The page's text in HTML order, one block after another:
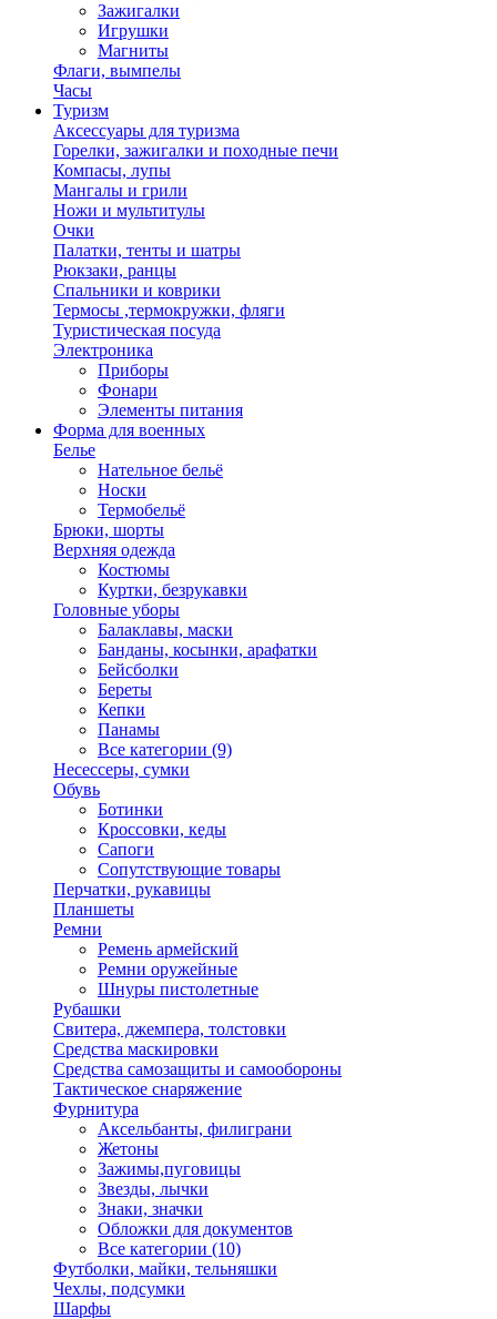
Зажигалки
Игрушки
Магниты
Флаги, вымпелы
Часы
Туризм
Аксессуары для туризма
Горелки, зажигалки и походные печи
Компасы, лупы
Мангалы и грили
Ножи и мультитулы
Очки
Палатки, тенты и шатры
Рюкзаки, ранцы
Спальники и коврики
Термосы ,термокружки, фляги
Туристическая посуда
Электроника
Приборы
Фонари
Элементы питания
Форма для военных
Белье
Нательное бельё
Носки
Термобельё
Брюки, шорты
Верхняя одежда
Костюмы
Куртки, безрукавки
Головные уборы
Балаклавы, маски
Банданы, косынки, арафатки
Бейсболки
Береты
Кепки
Панамы
Все категории (9)
Несессеры, сумки
Обувь
Ботинки
Кроссовки, кеды
Сапоги
Сопутствующие товары
Перчатки, рукавицы
Планшеты
Ремни
Ремень армейский
Ремни оружейные
Шнуры пистолетные
Рубашки
Свитера, джемпера, толстовки
Средства маскировки
Средства самозащиты и самообороны
Тактическое снаряжение
Фурнитура
Аксельбанты, филиграни
Жетоны
Зажимы,пуговицы
Звезды, лычки
Знаки, значки
Обложки для документов
Все категории (10)
Футболки, майки, тельняшки
Чехлы, подсумки
Шарфы